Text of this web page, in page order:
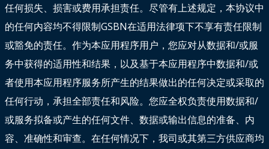
任何损失、损害或费用承担责任。尽管有上述规定，本协议中
的任何内容均不得限制GSBN在适用法律项下不享有责任限制
或豁免的责任。作为本应用程序用户，您应对从数据和/或服
务中获得的适用性和结果，以及基于本应用程序中数据和/或
者使用本应用程序服务所产生的结果做出的任何决定或采取的
任何行动，承担全部责任和风险。您应全权负责使用数据和/
或服务拟备或产生的任何文件、数据或输出信息的准备、内
容、准确性和审查。在任何情况下，我司或其第三方供应商均